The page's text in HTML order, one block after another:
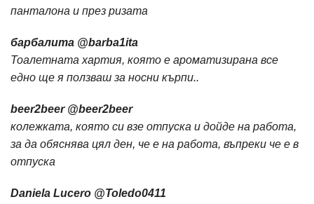
панталона и през ризата
барбалита ‏@barba1ita
Тоалетната хартия, която е ароматизирана все
едно ще я ползваш за носни кърпи..
beer2beer ‏@beer2beer
колежката, която си взе отпуска и дойде на работа,
за да обяснява цял ден, че е на работа, въпреки че е в
отпуска
Daniela Lucero ‏@Toledo0411